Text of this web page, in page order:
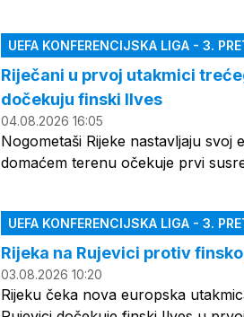
UEFA KONFERENCIJSKA LIGA - 3.
Riječani u prvoj utakmici
dočekuju finski Ilves
04.08.2026 16:05
Nogometaši Rijeke nastavljaju
domaćem terenu očekuje prvi
UEFA KONFERENCIJSKA LIGA - 3.
Rijeka na Rujevici protiv
03.08.2026 10:20
Rijeku čeka nova europska